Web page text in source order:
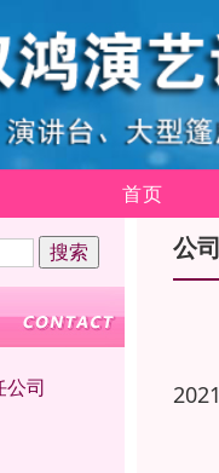
首页
公司
公